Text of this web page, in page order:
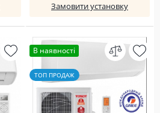
Замовити установку
В наявності
ТОП ПРОДАЖ